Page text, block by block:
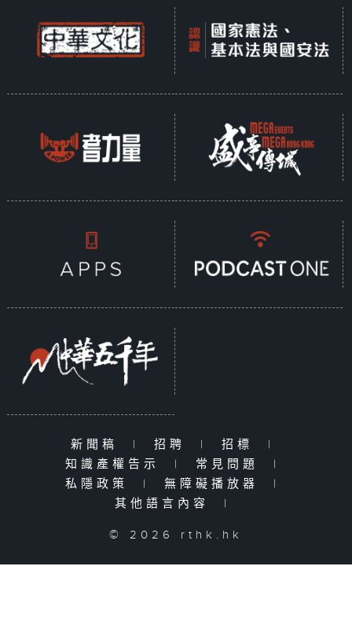
新聞稿 | 招聘 | 招標
|
知識產權告示
| 常見問題
|
私隱政策
| 無障礙播放器
|
其他語言內容
|
© 2026 rthk.hk